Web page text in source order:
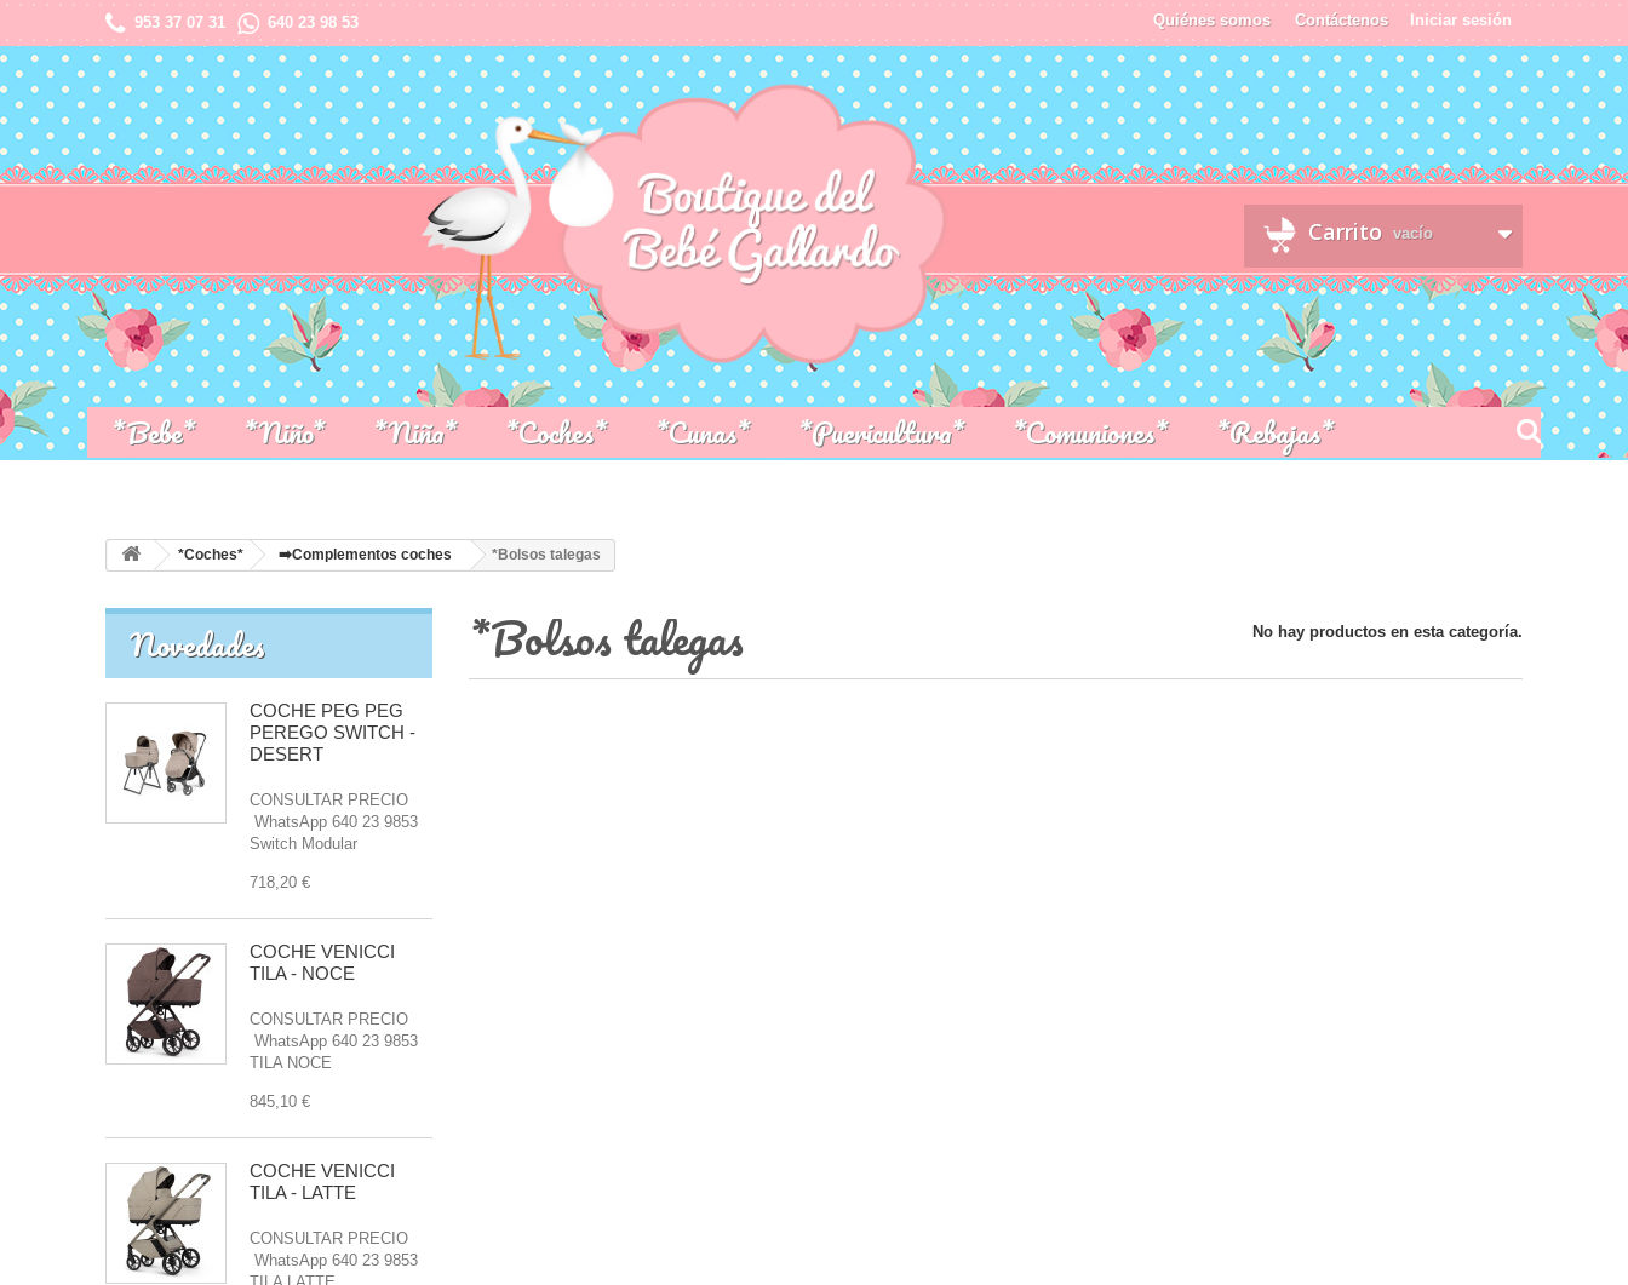
Iniciar sesión
Quiénes somos Contáctenos
953 37 07 31 640 23 98 53
Carrito vacío
*Bebe* *Niño* *Niña* *Coches* *Cunas* *Puericultura* *Comuniones* *Rebajas*
*Coches* ➡️Complementos coches *Bolsos talegas
Novedades
COCHE PEG PEG
PEREGO SWITCH -
DESERT
CONSULTAR PRECIO
WhatsApp 640 23 9853
Switch Modular
718,20 €
COCHE VENICCI
TILA - NOCE
CONSULTAR PRECIO
WhatsApp 640 23 9853
TILA NOCE
845,10 €
COCHE VENICCI
TILA - LATTE
CONSULTAR PRECIO
WhatsApp 640 23 9853
*Bolsos talegas No hay productos en esta categoría.